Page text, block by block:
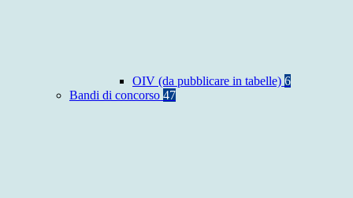
OIV (da pubblicare in tabelle) 6
Bandi di concorso 47